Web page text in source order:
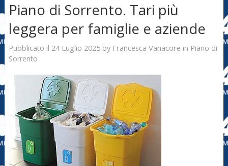
Piano di Sorrento. Tari più
leggera per famiglie e aziende
Pubblicato il 24 Luglio 2025by Francesca Vanacore in Piano di
Sorrento